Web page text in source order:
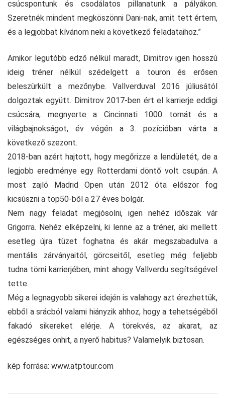
csúcspontunk és csodálatos pillanatunk a pályákon.
Szeretnék mindent megköszönni Dani-nak, amit tett értem,
és a legjobbat kívánom neki a következő feladataihoz.”
Amikor legutóbb edző nélkül maradt, Dimitrov igen hosszú
ideig tréner nélkül szédelgett a touron és erősen
beleszürkült a mezőnybe. Vallverduval 2016 júliusától
dolgoztak együtt. Dimitrov 2017-ben ért el karrierje eddigi
csúcsára, megnyerte a Cincinnati 1000 tornát és a
világbajnokságot, év végén a 3. pozícióban várta a
következő szezont.
2018-ban azért hajtott, hogy megőrizze a lendületét, de a
legjobb eredménye egy Rotterdami döntő volt csupán. A
most zajló Madrid Open után 2012 óta először fog
kicsúszni a top50-ből a 27 éves bolgár.
Nem nagy feladat megjósolni, igen nehéz időszak vár
Grigorra. Nehéz elképzelni, ki lenne az a tréner, aki mellett
esetleg újra tüzet foghatna és akár megszabadulva a
mentális zárványaitól, görcseitől, esetleg még feljebb
tudna törni karrierjében, mint ahogy Vallverdu segítségével
tette.
Még a legnagyobb sikerei idején is valahogy azt érezhettük,
ebből a srácból valami hiányzik ahhoz, hogy a tehetségéből
fakadó sikereket elérje. A törekvés, az akarat, az
egészséges önhit, a nyerő habitus? Valamelyik biztosan.
kép forrása: www.atptour.com